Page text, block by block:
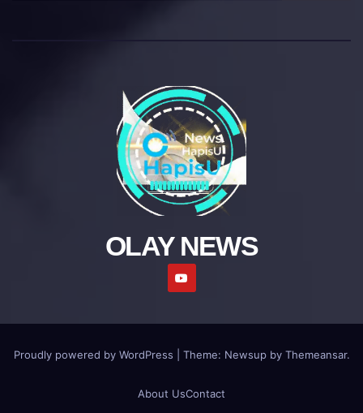
OLAY NEWS
Proudly powered by WordPress Theme: Newsup by Themeansar.
About UsContact